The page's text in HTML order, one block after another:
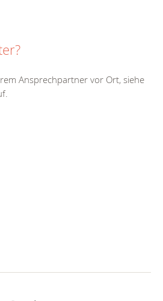
Ansprechpartner vor Ort, siehe